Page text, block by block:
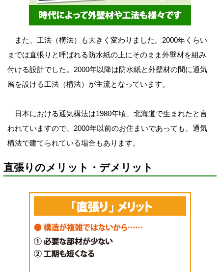
また、工法（構法）も大きく変わりました。2000年くらい
までは直張りと呼ばれる防水紙の上にそのまま外壁材を組み
付ける設計でした。2000年以降は防水紙と外壁材の間に通気
層を設ける工法（構法）が主流となっています。
日本における通気構法は1980年頃、北海道で生まれたと言
われていますので、2000年以前のお住まいであっても、通気
構法で建てられている場合もあります。
直張りのメリット・デメリット